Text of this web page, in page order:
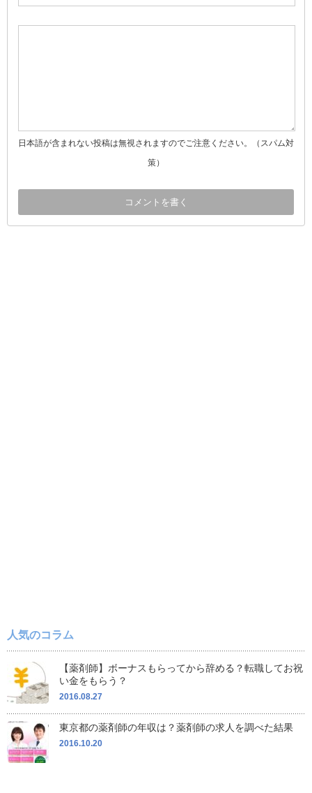
日本語が含まれない投稿は無視されますのでご注意ください。（スパム対
策）
人気のコラム
【薬剤師】ボーナスもらってから辞める？転職してお祝
い金をもらう？
2016.08.27
東京都の薬剤師の年収は？薬剤師の求人を調べた結果
2016.10.20